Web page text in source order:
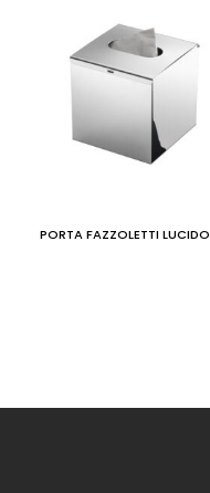
PORTA FAZZOLETTI LUCIDO